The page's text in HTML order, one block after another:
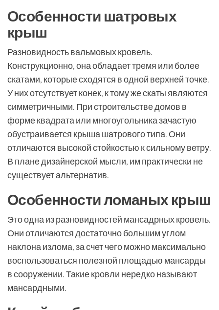
Особенности шатровых
крыш
Разновидность вальмовых кровель.
Конструкционно, она обладает тремя или более
скатами, которые сходятся в одной верхней точке.
У них отсутствует конек, к тому же скаты являются
симметричными. При строительстве домов в
форме квадрата или многоугольника зачастую
обустраивается крыша шатрового типа. Они
отличаются высокой стойкостью к сильному ветру.
В плане дизайнерской мысли, им практически не
существует альтернатив.
Особенности ломаных крыш
Это одна из разновидностей мансадрных кровель.
Они отличаются достаточно большим углом
наклона излома, за счет чего можно максимально
воспользоваться полезной площадью мансарды
в сооружении. Такие кровли нередко называют
мансардными.